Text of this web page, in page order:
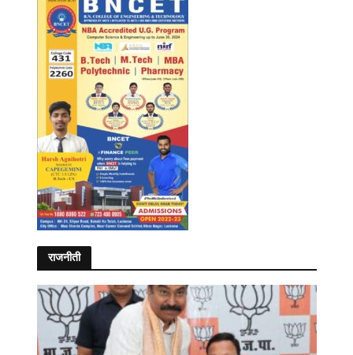
राजनीती